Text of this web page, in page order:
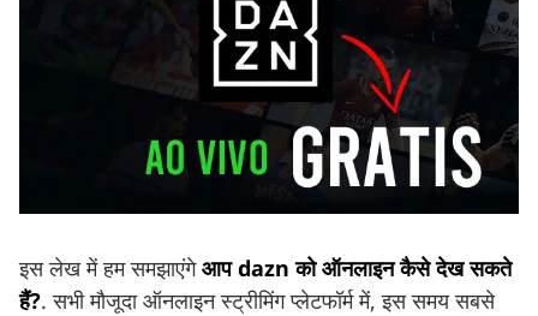
इस लेख में हम समझाएंगेआप dazn को ऑनलाइन कैसे देख सकते
हैं?. सभी मौजूदा ऑनलाइन स्ट्रीमिंग प्लेटफॉर्म में, इस समय सबसे